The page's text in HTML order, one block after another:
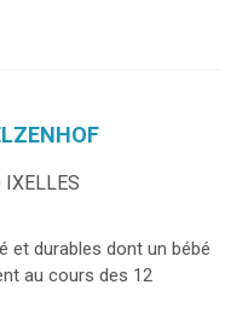
et durables dont un bébé
au cours des 12